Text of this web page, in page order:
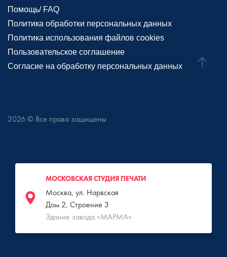
Помощь/ FAQ
Политика обработки персональных данных
Политика использования файлов cookies
Пользовательское соглашение
Согласие на обработку персональных данных
2026 © Все права защищены
МОСКОВСКАЯ СТУДИЯ ПЕЧАТИ
Москва, ул. Нарвская
Дом 2, Строение 3
Здание завода «МАРМА»